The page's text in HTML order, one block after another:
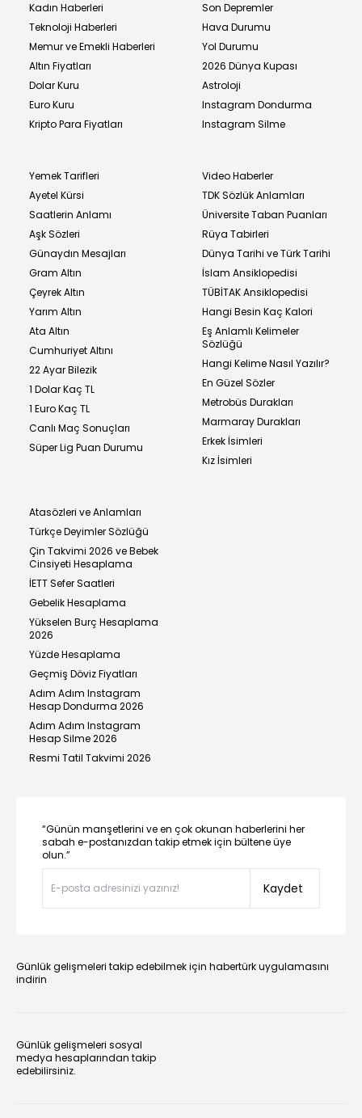
Kadın Haberleri
Teknoloji Haberleri
Memur ve Emekli Haberleri
Altın Fiyatları
Dolar Kuru
Euro Kuru
Kripto Para Fiyatları
Son Depremler
Hava Durumu
Yol Durumu
2026 Dünya Kupası
Astroloji
Instagram Dondurma
Instagram Silme
Yemek Tarifleri
Ayetel Kürsi
Saatlerin Anlamı
Aşk Sözleri
Günaydın Mesajları
Gram Altın
Çeyrek Altın
Yarım Altın
Ata Altın
Cumhuriyet Altını
22 Ayar Bilezik
1 Dolar Kaç TL
1 Euro Kaç TL
Canlı Maç Sonuçları
Süper Lig Puan Durumu
Video Haberler
TDK Sözlük Anlamları
Üniversite Taban Puanları
Rüya Tabirleri
Dünya Tarihi ve Türk Tarihi
İslam Ansiklopedisi
TÜBİTAK Ansiklopedisi
Hangi Besin Kaç Kalori
Eş Anlamlı Kelimeler
Sözlüğü
Hangi Kelime Nasıl Yazılır?
En Güzel Sözler
Metrobüs Durakları
Marmaray Durakları
Erkek İsimleri
Kız İsimleri
Atasözleri ve Anlamları
Türkçe Deyimler Sözlüğü
Çin Takvimi 2026 ve Bebek
Cinsiyeti Hesaplama
İETT Sefer Saatleri
Gebelik Hesaplama
Yükselen Burç Hesaplama
2026
Yüzde Hesaplama
Geçmiş Döviz Fiyatları
Adım Adım Instagram
Hesap Dondurma 2026
Adım Adım Instagram
Hesap Silme 2026
Resmi Tatil Takvimi 2026
“Günün manşetlerini ve en çok okunan haberlerini her
sabah e-postanızdan takip etmek için bültene üye
olun.”
Kaydet
Günlük gelişmeleri takip edebilmek için habertürk uygulamasını
indirin
Günlük gelişmeleri sosyal
medya hesaplarından takip
edebilirsiniz.